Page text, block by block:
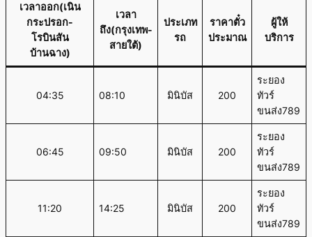
เวลาออก(เนิน
กระปรอก-
โรบินสัน
บ้านฉาง)
เวลา
ถึง(กรุงเทพ-
สายใต้)
ประเภท
รถ
ราคาตั๋ว
ประมาณ
ผู้ให้
บริการ
04:35 08:10 มินิบัส 200
ระยอง
ทัวร์
ขนส่ง789
06:45 09:50 มินิบัส 200
ระยอง
ทัวร์
ขนส่ง789
11:20 14:25 มินิบัส 200
ระยอง
ทัวร์
ขนส่ง789